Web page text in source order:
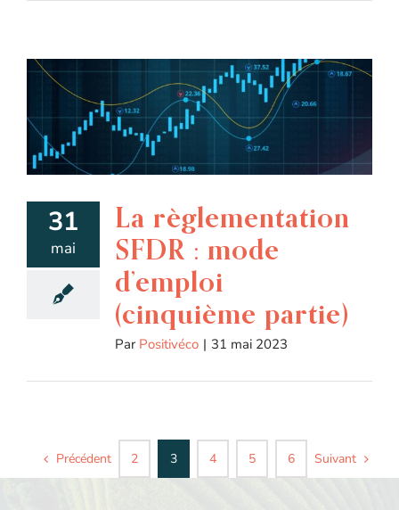
31
mai
La règlementation
SFDR : mode
d’emploi
(cinquième partie)
Par Positivéco | 31 mai 2023
Précédent 2 3 4 5 6 Suivant